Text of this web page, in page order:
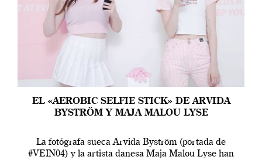
EL «AEROBIC SELFIE STICK» DE ARVIDA
BYSTRÖM Y MAJA MALOU LYSE
La fotógrafa sueca Arvida Byström (portada de
#VEIN04) y la artista danesa Maja Malou Lyse han